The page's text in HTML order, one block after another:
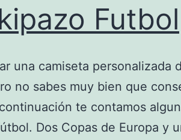
Futbol
una camiseta personalizada
no sabes muy bien que
te contamos
Dos Copas de Europa y